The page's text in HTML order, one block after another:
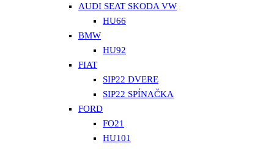
AUDI SEAT SKODA VW
HU66
BMW
HU92
FIAT
SIP22 DVERE
SIP22 SPÍNAČKA
FORD
FO21
HU101